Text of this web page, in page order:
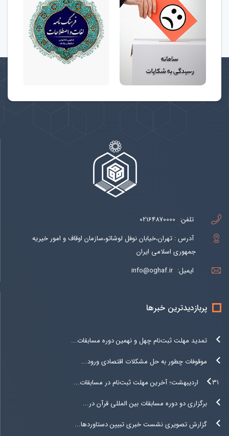
تلفن: 02164870000
آدرس : تهران،خیابان نوفل لوشاتو،سازمان اوقاف و امور خیریه
جمهوری اسلامی ایران
ایمیل: info@oghaf.ir
پربازدیدترین خبرها
تمدید مهلت ثبت‌نام چهل و نهمین دوره مسابقات...
موقوفات چطور به حل مشکلات اقتصادی ورود...
۳۱ اردیبهشت؛ آخرین مهلت ثبت‌نام در مسابقات...
برگزاری دو دوره مسابقات بین المللی قرآن در...
گزارش تصویری نشست خبری تبیین دستاوردها...